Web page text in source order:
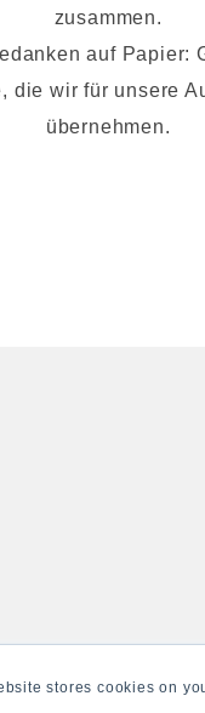
stores cookies on
zusammen.
auf Papier:
die wir für unsere
übernehmen.